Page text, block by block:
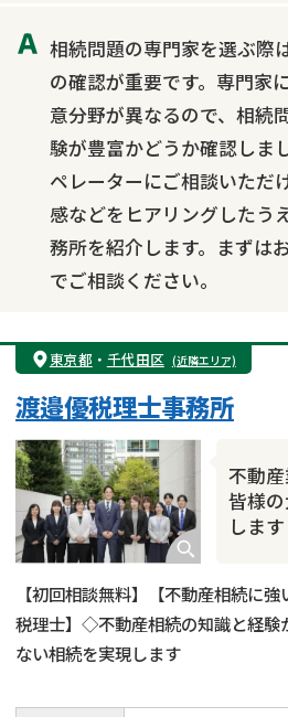
相続トラブル
相続問題の専門家を選ぶ際
の確認が重要です。専門家
意分野が異なるので、相続
験が豊富かどうか確認しま
ペレーターにご相談いただ
感などをヒアリングしたう
務所を紹介します。まずは
でご相談ください。
東京都 ・ 千代田区 (近隣エリア)
不動
皆様
します
渡邉優税理士事務所
【初回相談無料】【不動産相続に
税理士】◇不動産相続の知識と経
ない相続を実現します